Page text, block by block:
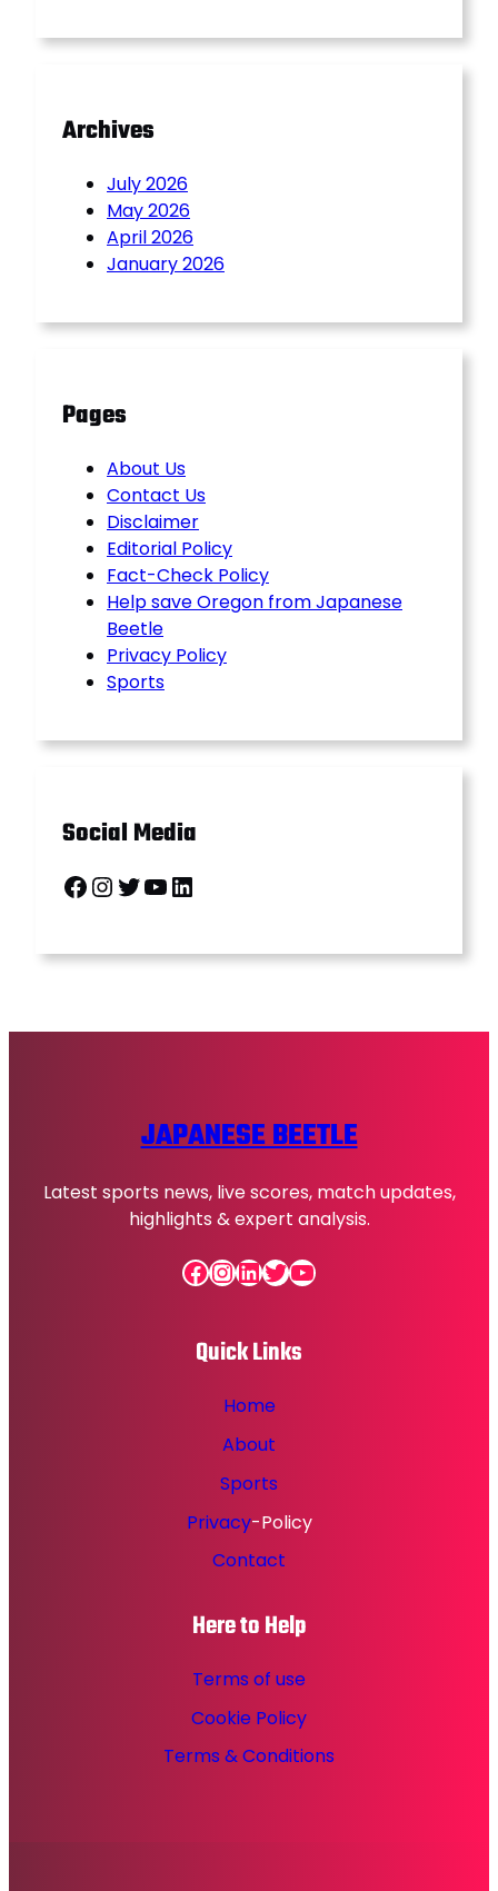
Archives
July 2026
May 2026
April 2026
January 2026
Pages
About Us
Contact Us
Disclaimer
Editorial Policy
Fact-Check Policy
Help save Oregon from Japanese
Beetle
Privacy Policy
Sports
Social Media
Facebook InstagramTwitter YouTube LinkedIn
JAPANESE BEETLE
Latest sports news, live scores, match updates,
highlights & expert analysis.
Facebook InstagramLinkedIn Twitter YouTube
Quick Links
Home
About
Sports
Privacy-Policy
Contact
Here to Help
Terms of use
Cookie Policy
Terms & Conditions